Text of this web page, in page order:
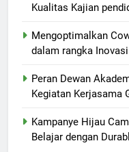
Kualitas Kajian
Mengoptimalkan
dalam rangka
Peran Dewan
Kegiatan Kerjasama
Kampanye Hijau
Belajar dengan